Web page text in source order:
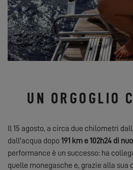
UN ORGOGLIO
Il 15 agosto, a circa due chilometri
dall'acqua dopo 191 km e 102h24 di
performance è un successo: ha
quelle monegasche e, grazie alla sua